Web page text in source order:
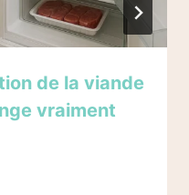
de la viande
vraiment